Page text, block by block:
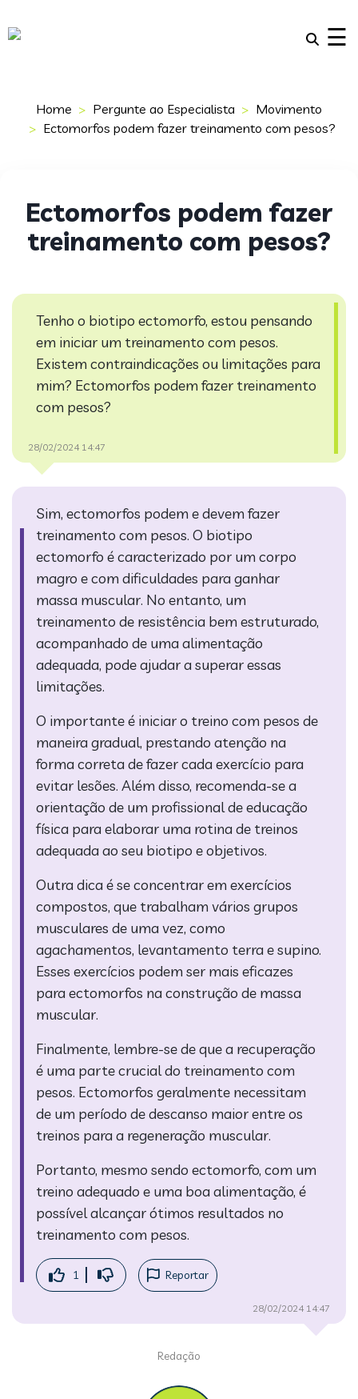
☰
Home Pergunte ao Especialista
Movimento
Ectomorfos podem fazer treinamento com pesos?
Ectomorfos podem fazer
treinamento com pesos?
Tenho o biotipo ectomorfo, estou pensando
em iniciar um treinamento com pesos.
Existem contraindicações ou limitações para
mim? Ectomorfos podem fazer treinamento
com pesos?
28/02/2024 14:47
Sim, ectomorfos podem e devem fazer
treinamento com pesos. O biotipo
ectomorfo é caracterizado por um corpo
magro e com dificuldades para ganhar
massa muscular. No entanto, um
treinamento de resistência bem estruturado,
acompanhado de uma alimentação
adequada, pode ajudar a superar essas
limitações.
O importante é iniciar o treino com pesos de
maneira gradual, prestando atenção na
forma correta de fazer cada exercício para
evitar lesões. Além disso, recomenda-se a
orientação de um profissional de educação
física para elaborar uma rotina de treinos
adequada ao seu biotipo e objetivos.
Outra dica é se concentrar em exercícios
compostos, que trabalham vários grupos
musculares de uma vez, como
agachamentos, levantamento terra e supino.
Esses exercícios podem ser mais eficazes
para ectomorfos na construção de massa
muscular.
Finalmente, lembre-se de que a recuperação
é uma parte crucial do treinamento com
pesos. Ectomorfos geralmente necessitam
de um período de descanso maior entre os
treinos para a regeneração muscular.
Portanto, mesmo sendo ectomorfo, com um
treino adequado e uma boa alimentação, é
possível alcançar ótimos resultados no
treinamento com pesos.
1 Reportar
28/02/2024 14:47
Redação